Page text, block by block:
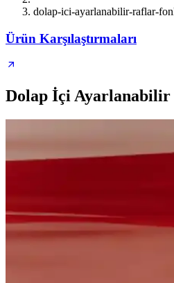
dolap-ici-ayarlanabilir-raflar-
Ürün Karşılaştırmaları
Dolap İçi Ayarlanabilir